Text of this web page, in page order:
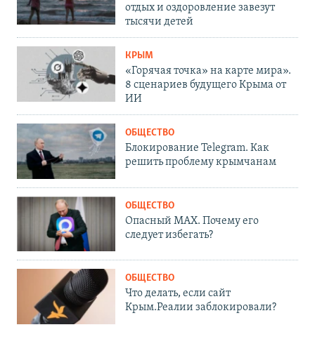
отдых и оздоровление завезут
тысячи детей
КРЫМ
«Горячая точка» на карте мира».
8 сценариев будущего Крыма от
ИИ
ОБЩЕСТВО
Блокирование Telegram. Как
решить проблему крымчанам
ОБЩЕСТВО
Опасный MAX. Почему его
следует избегать?
ОБЩЕСТВО
Что делать, если сайт
Крым.Реалии заблокировали?